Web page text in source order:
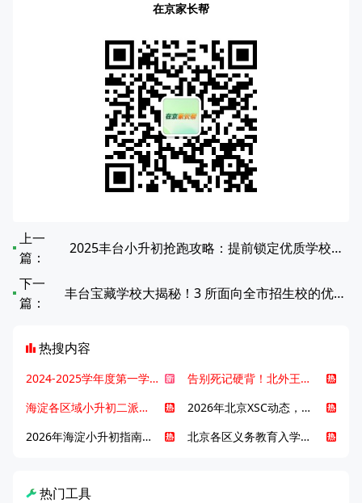
在京家长帮
上一
篇：
2025丰台小升初抢跑攻略：提前锁定优质学校席位
下一
篇：
丰台宝藏学校大揭秘！3 所面向全市招生校的优势与挑战
热搜内容
2024-2025学年度第一学期北京各区期末考试真题试卷汇总
告别死记硬背！北外王牌精读词汇课，帮孩子突破英语词汇难关
海淀各区域小升初二派全攻略合集！区域一至五志愿填报、升学策略详解
2026年北京XSC动态，持续更新中ing...
2026年海淀小升初指南，一文了解招生政策要点
北京各区义务教育入学咨询电话汇总，25年小升初家长提前收藏
热门工具